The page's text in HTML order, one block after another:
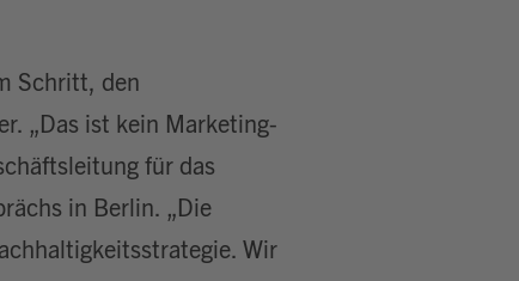
Schritt, den
„Das ist kein Marketing-
für das
in Berlin. „Die
Wir